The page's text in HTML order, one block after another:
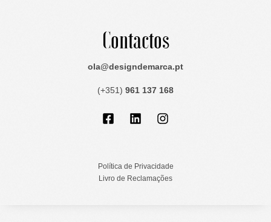
Contactos
ola@designdemarca.pt
(+351) 961 137 168
Facebook-
LinkedinInstagram
Política de Privacidade
Livro de Reclamações